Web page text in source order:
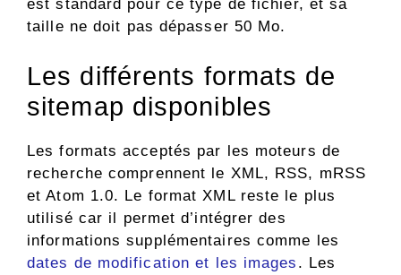
est standard pour ce type de fichier, et sa
taille ne doit pas dépasser 50 Mo.
Les différents formats de
sitemap disponibles
Les formats acceptés par les moteurs de
recherche comprennent le XML, RSS, mRSS
et Atom 1.0. Le format XML reste le plus
utilisé car il permet d’intégrer des
informations supplémentaires comme les
dates de modification et les images . Les